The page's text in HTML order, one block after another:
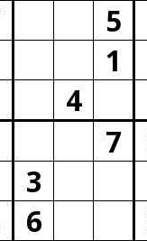
5
1
4
7
3
6